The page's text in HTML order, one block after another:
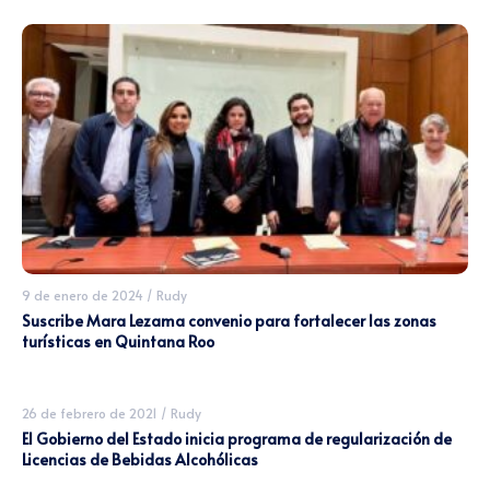
9 de enero de 2024 / Rudy
Suscribe Mara Lezama convenio para fortalecer las zonas
turísticas en Quintana Roo
26 de febrero de 2021 / Rudy
El Gobierno del Estado inicia programa de regularización de
Licencias de Bebidas Alcohólicas